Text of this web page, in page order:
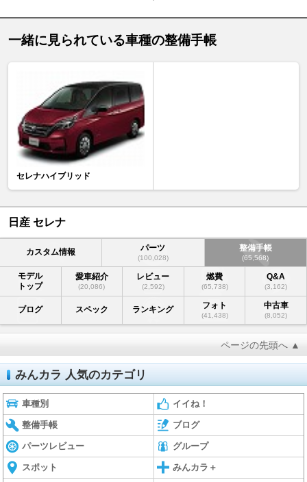
一緒に見られている車種の整備手帳
セレナハイブリッド
日産 セレナ
カスタム情報 パーツ
(100,028)
整備手帳
(65,568)
モデル
トップ
愛車紹介
(20,086)
レビュー
(2,592)
燃費
(65,738)
Q&A
(3,162)
ブログ スペック ランキング フォト
(41,438)
中古車
(8,052)
ページの先頭へ ▲
みんカラ 人気のカテゴリ
車種別 イイね！
整備手帳 ブログ
パーツレビュー グループ
スポット みんカラ＋